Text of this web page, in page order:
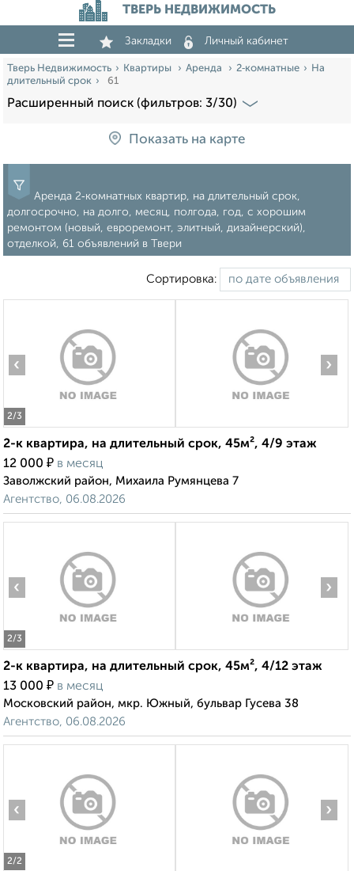
ТВЕРЬ НЕДВИЖИМОСТЬ
Закладки Личный кабинет
Тверь Недвижимость Квартиры Аренда 2‑комнатные
На
длительный срок
61
Расширенный поиск (фильтров: 3/30)
Показать на карте
Аренда 2‑комнатных квартир, на длительный срок,
долгосрочно, на долго, месяц, полгода, год, с хорошим
ремонтом (новый, евроремонт, элитный, дизайнерский),
отделкой, 61 объявлений в Твери
Сортировка:
2/3
‹ ›
2-к квартира, на длительный срок, 45м², 4/9 этаж
12 000 ₽ в месяц
Заволжский район, Михаила Румянцева 7
Агентство, 06.08.2026
2/3
‹ ›
2-к квартира, на длительный срок, 45м², 4/12 этаж
13 000 ₽ в месяц
Московский район, мкр. Южный, бульвар Гусева 38
Агентство, 06.08.2026
2/2
‹ ›